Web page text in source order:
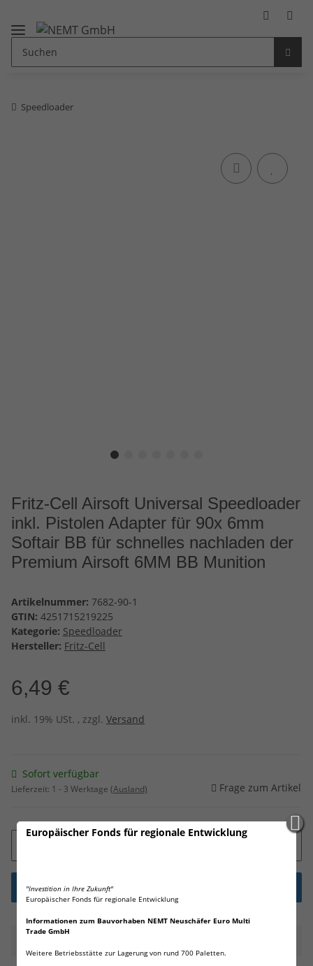
Europäischer Fonds für regionale Entwicklung
"Investition in Ihre Zukunft"
Europäischer Fonds für regionale Entwicklung
Informationen zum Bauvorhaben NEMT Neuschäfer Euro Multi
Trade GmbH
Weitere Betriebsstätte zur Lagerung von rund 700 Paletten.
Speedloader
Fritz-Cell Airsoft Universal Speedloader
inkl. Pistolen Adapter für 90x 6mm
Softair BB für schnelles nachladen der
Premium Airsoft 6MM BB Munition
Artikelnummer: 7682-90-1
GTIN: 4251715219225
Kategorie: Speedloader
Hersteller: Fritz-Cell
6,49 €
inkl. 19% USt. , zzgl. Versand
Sofort verfügbar
Lieferzeit: 1 - 3 Werktage (Ausland) Frage zum Artikel